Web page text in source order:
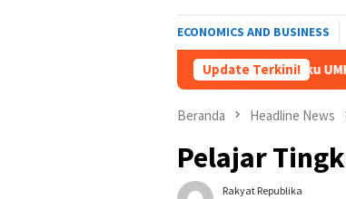
ECONOMICS AND BUSINESS
Update Terkini!
Dorong Pelaku UMKM Naik Kelas,
Beranda Headline News
Pelajar
Rakyat Republika